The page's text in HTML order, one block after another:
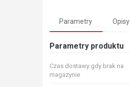
Parametry Opisy
Parametry produktu
Czas dostawy gdy brak na
magazynie